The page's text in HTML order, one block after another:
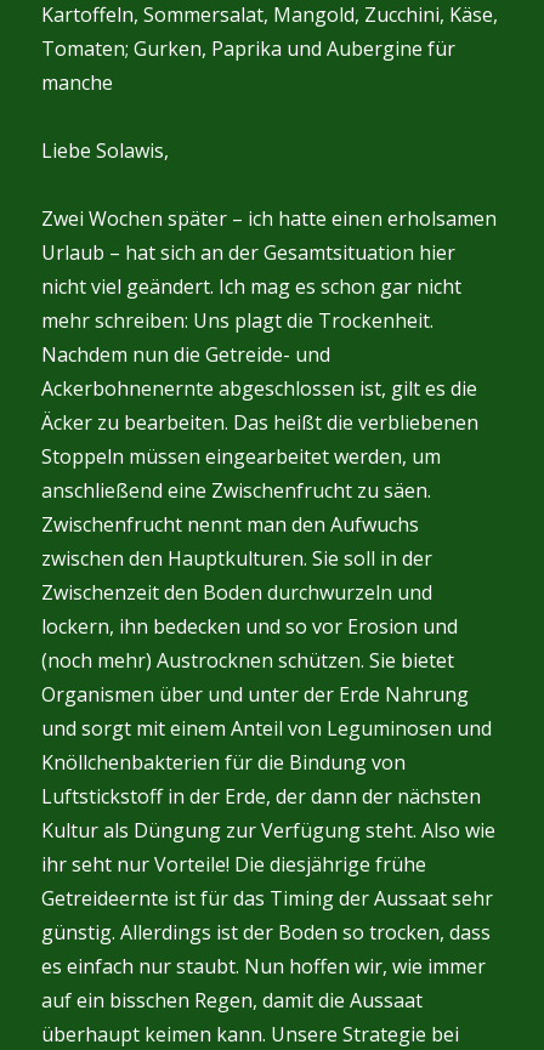
Kartoffeln, Sommersalat, Mangold, Zucchini, Käse,
Tomaten; Gurken, Paprika und Aubergine für
manche
Liebe Solawis,
Zwei Wochen später – ich hatte einen erholsamen
Urlaub – hat sich an der Gesamtsituation hier
nicht viel geändert. Ich mag es schon gar nicht
mehr schreiben: Uns plagt die Trockenheit.
Nachdem nun die Getreide- und
Ackerbohnenernte abgeschlossen ist, gilt es die
Äcker zu bearbeiten. Das heißt die verbliebenen
Stoppeln müssen eingearbeitet werden, um
anschließend eine Zwischenfrucht zu säen.
Zwischenfrucht nennt man den Aufwuchs
zwischen den Hauptkulturen. Sie soll in der
Zwischenzeit den Boden durchwurzeln und
lockern, ihn bedecken und so vor Erosion und
(noch mehr) Austrocknen schützen. Sie bietet
Organismen über und unter der Erde Nahrung
und sorgt mit einem Anteil von Leguminosen und
Knöllchenbakterien für die Bindung von
Luftstickstoff in der Erde, der dann der nächsten
Kultur als Düngung zur Verfügung steht. Also wie
ihr seht nur Vorteile! Die diesjährige frühe
Getreideernte ist für das Timing der Aussaat sehr
günstig. Allerdings ist der Boden so trocken, dass
es einfach nur staubt. Nun hoffen wir, wie immer
auf ein bisschen Regen, damit die Aussaat
überhaupt keimen kann. Unsere Strategie bei